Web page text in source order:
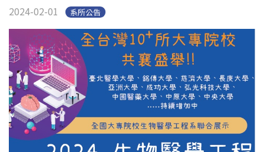
En(link is external)
2024-02-01 系所公告